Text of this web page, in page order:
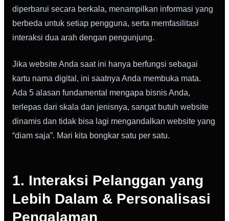
diperbarui secara berkala, menampilkan informasi yang
berbeda untuk setiap pengguna, serta memfasilitasi
interaksi dua arah dengan pengunjung.
Jika website Anda saat ini hanya berfungsi sebagai
kartu nama digital, ini saatnya Anda membuka mata.
Ada 5 alasan fundamental mengapa bisnis Anda,
terlepas dari skala dan jenisnya, sangat butuh website
dinamis dan tidak bisa lagi mengandalkan website yang
“diam saja”. Mari kita bongkar satu per satu.
1. Interaksi Pelanggan yang
Lebih Dalam & Personalisasi
Pengalaman